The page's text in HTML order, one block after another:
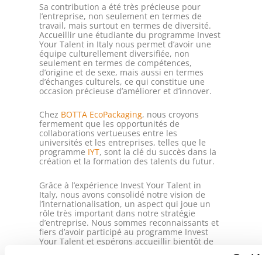
Sa contribution a été très précieuse pour
l’entreprise, non seulement en termes de
travail, mais surtout en termes de diversité.
Accueillir une étudiante du programme Invest
Your Talent in Italy nous permet d’avoir une
équipe culturellement diversifiée, non
seulement en termes de compétences,
d’origine et de sexe, mais aussi en termes
d’échanges culturels, ce qui constitue une
occasion précieuse d’améliorer et d’innover.
Chez BOTTA EcoPackaging, nous croyons
fermement que les opportunités de
collaborations vertueuses entre les
universités et les entreprises, telles que le
programme IYT, sont la clé du succès dans la
création et la formation des talents du futur.
Grâce à l’expérience Invest Your Talent in
Italy, nous avons consolidé notre vision de
l’internationalisation, un aspect qui joue un
rôle très important dans notre stratégie
d’entreprise. Nous sommes reconnaissants et
fiers d’avoir participé au programme Invest
Your Talent et espérons accueillir bientôt de